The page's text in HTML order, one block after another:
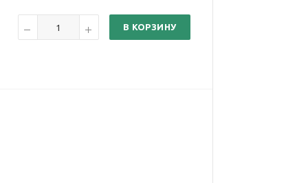
В КОРЗИНУ